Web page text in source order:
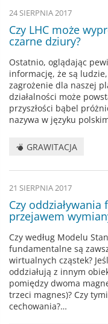
24 SIERPNIA 2017
Czy LHC może
czarne dziury?
Ostatnio, oglądając
informację, że są
zagrożenie dla naszej
działalności może
przyszłości bąbel
nazywa w języku
GRAWITACJA
21 SIERPNIA 2017
Czy
przejawem
Czy według Modelu
fundamentalne są
wirtualnych cząstek?
oddziałują z innym
pomiędzy dwoma
trzeci magnes)? Czy
cechowania?…